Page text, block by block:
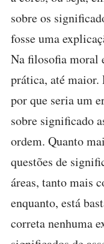
sobre os
fosse uma
Na filosofia moral
prática, até maior.
por que seria um
sobre significado
ordem. Quanto
questões de
áreas, tanto mais
enquanto, está
correta nenhuma